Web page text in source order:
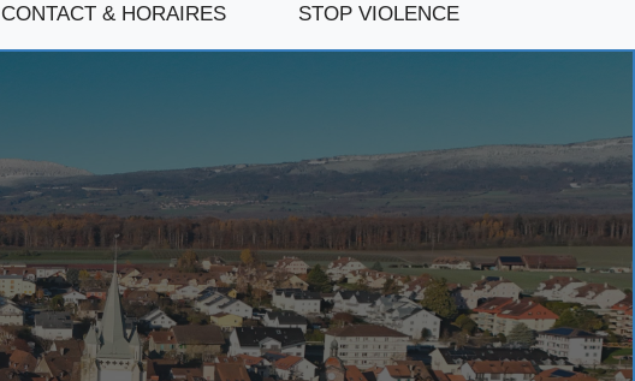
CONTACT & HORAIRES STOP VIOLENCE